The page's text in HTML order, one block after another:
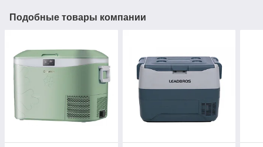
Подобные товары компании